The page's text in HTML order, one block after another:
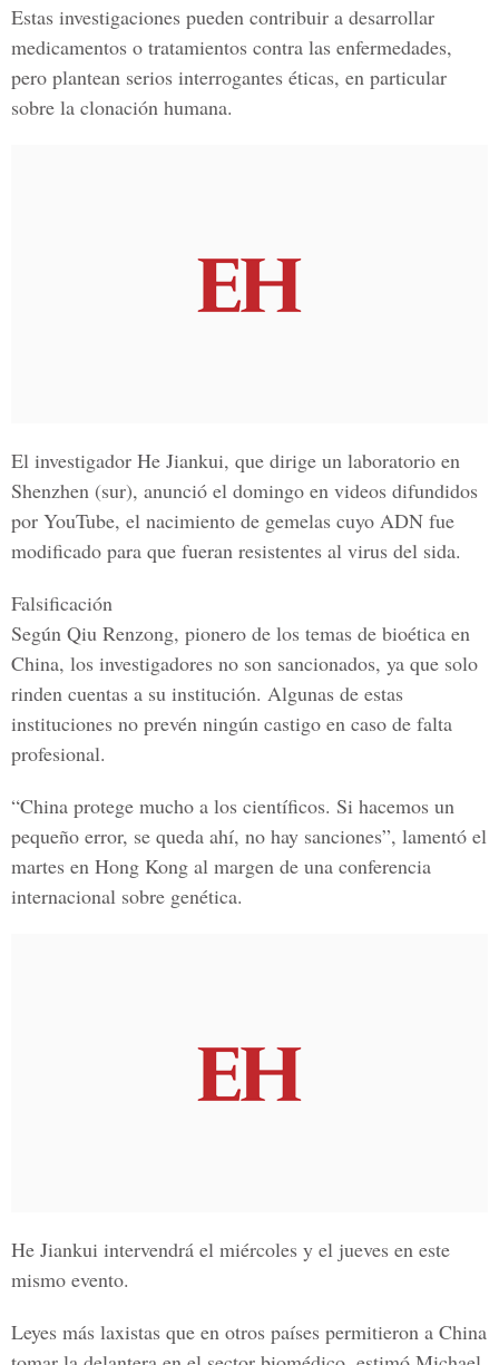
Estas investigaciones pueden contribuir a desarrollar
medicamentos o tratamientos contra las enfermedades,
pero plantean serios interrogantes éticas, en particular
sobre la clonación humana.
El investigador He Jiankui, que dirige un laboratorio en
Shenzhen (sur), anunció el domingo en videos difundidos
por YouTube, el nacimiento de gemelas cuyo ADN fue
modificado para que fueran resistentes al virus del sida.
Falsificación
Según Qiu Renzong, pionero de los temas de bioética en
China, los investigadores no son sancionados, ya que solo
rinden cuentas a su institución. Algunas de estas
instituciones no prevén ningún castigo en caso de falta
profesional.
“China protege mucho a los científicos. Si hacemos un
pequeño error, se queda ahí, no hay sanciones”, lamentó el
martes en Hong Kong al margen de una conferencia
internacional sobre genética.
He Jiankui intervendrá el miércoles y el jueves en este
mismo evento.
Leyes más laxistas que en otros países permitieron a China